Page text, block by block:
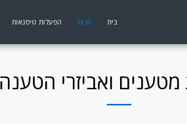
בית חנות הפעלות טיסנאות
מטענים ואביזרי הטענה